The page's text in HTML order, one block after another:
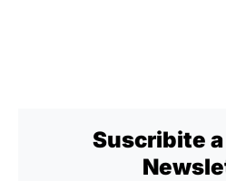
Suscribite